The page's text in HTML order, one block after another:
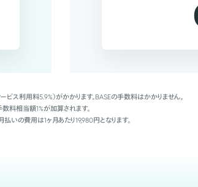
ス利用料5.9%）がかかります。BASEの手数料はかかりません。
料相当額1%が加算されます。
いの費用は1ヶ月あたり19,980円となります。